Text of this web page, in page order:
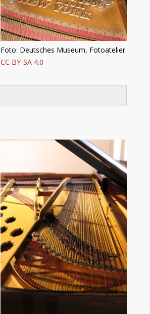
Foto: Deutsches Museum, Fotoatelier
CC BY-SA 4.0